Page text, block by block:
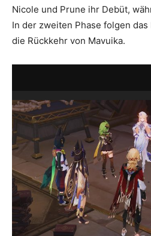
Nicole und Prune ihr Debüt,
In der zweiten Phase folgen
die Rückkehr von Mavuika.